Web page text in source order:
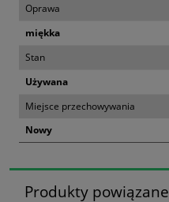
Oprawa
miękka
Stan
Używana
Miejsce przechowywania
Nowy
Produkty powiązane